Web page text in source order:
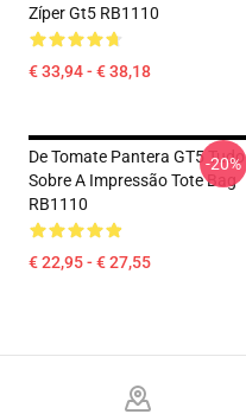
Zíper Gt5 RB1110
€ 33,94 - € 38,18
De Tomate Pantera GT5 Tudo
Sobre A Impressão Tote Bag
RB1110
€ 22,95 - € 27,55
-20%